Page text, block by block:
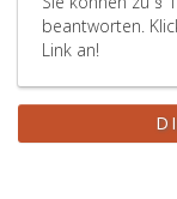
beantworten.
Link an!